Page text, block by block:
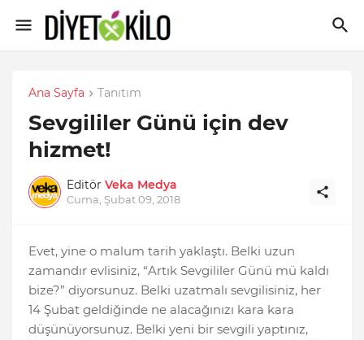
Ana Sayfa Tanıtım
Sevgililer Günü için dev
hizmet!
Editör Veka Medya
Cuma, Şubat 09, 2018
Evet, yine o malum tarih yaklaştı. Belki uzun
zamandır evlisiniz, “Artık Sevgililer Günü mü kaldı
bize?” diyorsunuz. Belki uzatmalı sevgilisiniz, her
14 Şubat geldiğinde ne alacağınızı kara kara
düşünüyorsunuz. Belki yeni bir sevgili yaptınız,